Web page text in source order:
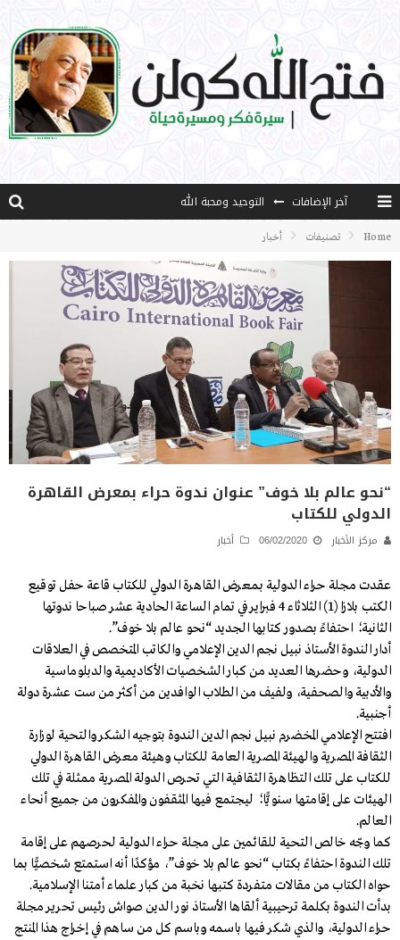
آخر الإضافات
التوحيد ومحبة الله
منهج قراءة جديدة
كتاب معراج الروح الصلاة: 32-مراتب الطهارة في الصلاة
الشروق
كتاب طرق الإرشاد: 36- التضحية
Home تصنيفات أخبار
“نحو عالم بلا خوف” عنوان ندوة حراء بمعرض القاهرة
الدولي للكتاب
مركز الأخبار 06/02/2020 أخبار
عقدت مجلة حراء الدولية بـمعرض القاهرة الدولي للكتاب قاعة حفل توقيع
الكتب بلازا (1) الثلاثاء 4 فبراير في تمام الساعة الحادية عشر صباحا ندوتها
الثانية؛ احتفاءً بصدور كتابها الجديد “نحو عالم بلا خوف”.
أدار الندوة الأستاذ نبيل نجم الدين الإعلامي والكاتب المتخصص في العلاقات
الدولية، وحضرها العديد من كبار الشخصيات الأكاديمية والدبلوماسية
والأدبية والصحفية، ولفيف من الطلاب الوافدين من أكثر من ست عشرة دولة
أجنبية.
افتتح الإعلامي المخضرم نبيل نجم الدين الندوة بتوجيه الشكر والتحية لوزارة
الثقافة المصرية والهيئة المصرية العامة للكتاب وهيئة معرض القاهرة الدولي
للكتاب على تلك التظاهرة الثقافية التي تحرص الدولة المصرية ممثلة في تلك
الهيئات على إقامتها سنويًّا؛ ليجتمع فيها المثقفون والمفكرون من جميع أنحاء
العالم.
كما وجّه خالص التحية للقائمين على مجلة حراء الدولية لحرصهم على إقامة
تلك الندوة احتفاءً بكتاب “نحو عالم بلا خوف”، مؤكدًا أنه استمتع شخصيًّا بما
حواه الكتاب من مقالات متفردة كتبها نخبة من كبار علماء أمتنا الإسلامية.
بدأت الندوة بكلمة ترحيبية ألقاها الأستاذ نور الدين صواش رئيس تحرير مجلة
حراء الدولية، والذي شكر فيها باسمه وباسم كل من ساهم في إخراج هذا المنتج